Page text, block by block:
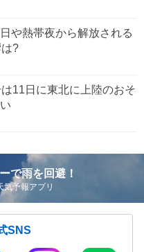
や熱帯夜から解放される
?
11日に東北に上陸のおそ
で雨を回避！
予報アプリ
SNS